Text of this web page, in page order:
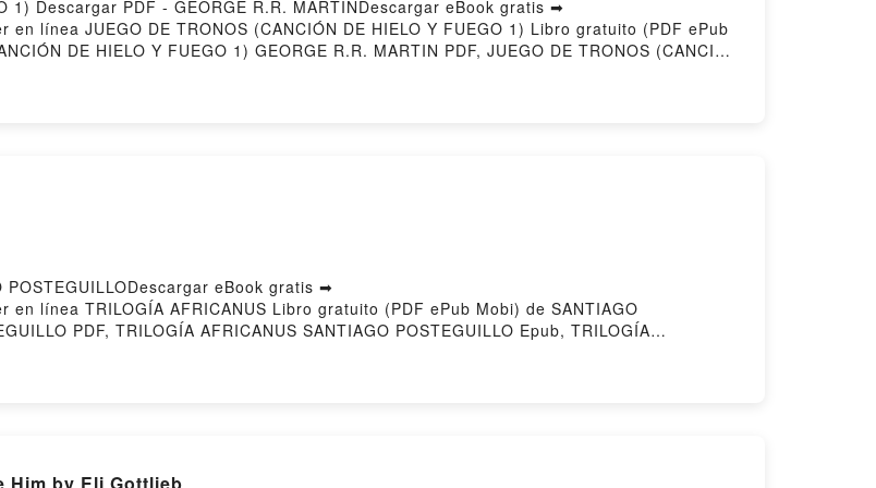
1) Descargar PDF - GEORGE R.R. MARTINDescargar eBook gratis ➡
línea JUEGO DE TRONOS (CANCIÓN DE HIELO Y FUEGO 1) Libro gratuito (PDF ePub
DE HIELO Y FUEGO 1) GEORGE R.R. MARTIN PDF, JUEGO DE TRONOS (CANCIÓN
R.R. MARTIN Audiolibro, JUEGO DE TRONOS (CANCIÓN DE HIELO Y FUEGO 1)
POSTEGUILLODescargar eBook gratis ➡
línea TRILOGÍA AFRICANUS Libro gratuito (PDF ePub Mobi) de SANTIAGO
PDF, TRILOGÍA AFRICANUS SANTIAGO POSTEGUILLO Epub, TRILOGÍA
POSTEGUILLO Kindle, TRILOGÍA AFRICANUS SANTIAGO POSTEGUILLO Epub VK,